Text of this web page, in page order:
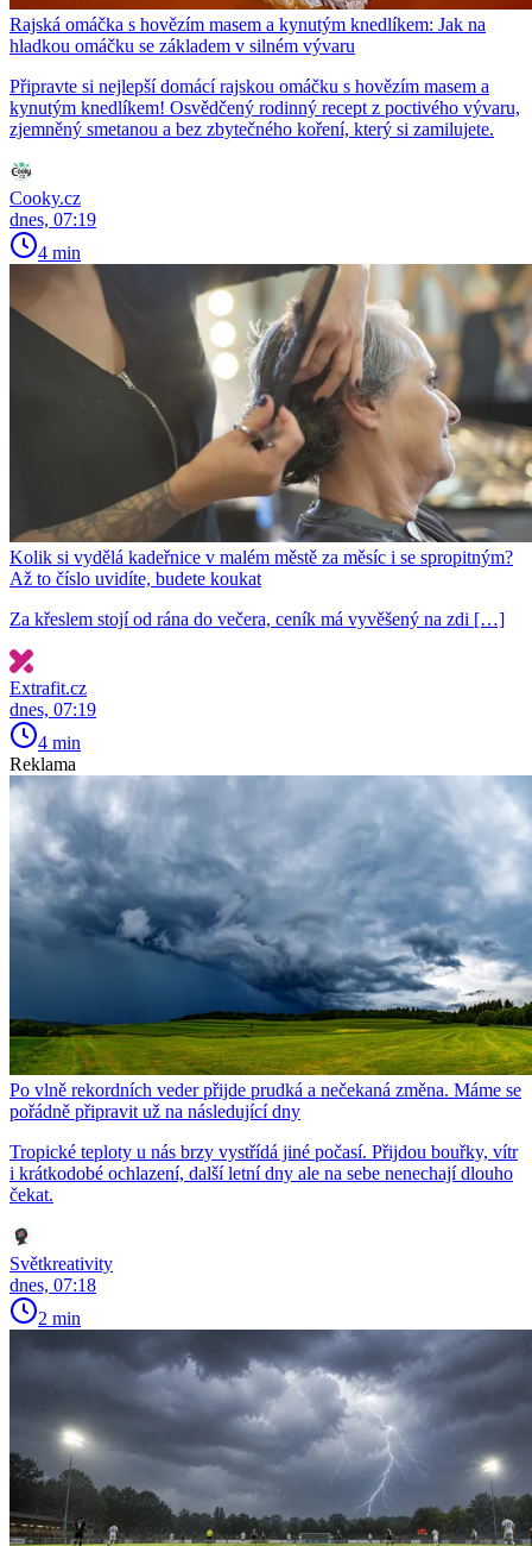
Rajská omáčka s hovězím masem a kynutým knedlíkem: Jak na
hladkou omáčku se základem v silném vývaru
Připravte si nejlepší domácí rajskou omáčku s hovězím masem a
kynutým knedlíkem! Osvědčený rodinný recept z poctivého vývaru,
zjemněný smetanou a bez zbytečného koření, který si zamilujete.
Cooky.cz
dnes, 07:19
4 min
Kolik si vydělá kadeřnice v malém městě za měsíc i se spropitným?
Až to číslo uvidíte, budete koukat
Za křeslem stojí od rána do večera, ceník má vyvěšený na zdi […]
Extrafit.cz
dnes, 07:19
4 min
Reklama
Po vlně rekordních veder přijde prudká a nečekaná změna. Máme se
pořádně připravit už na následující dny
Tropické teploty u nás brzy vystřídá jiné počasí. Přijdou bouřky, vítr
i krátkodobé ochlazení, další letní dny ale na sebe nenechají dlouho
čekat.
Světkreativity
dnes, 07:18
2 min